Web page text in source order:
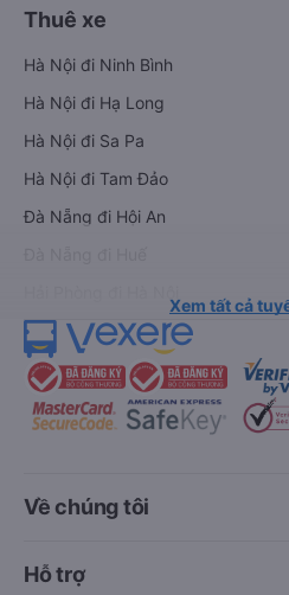
Thuê xe
Hà Nội đi Ninh Bình
Hà Nội đi Hạ Long
Hà Nội đi Sa Pa
Hà Nội đi Tam Đảo
Đà Nẵng đi Hội An
Xem tất cả
Về chúng tôi
Hỗ trợ